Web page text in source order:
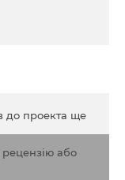
до проекта ще
або